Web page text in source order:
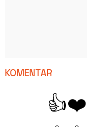
KOMENTAR
👍❤️